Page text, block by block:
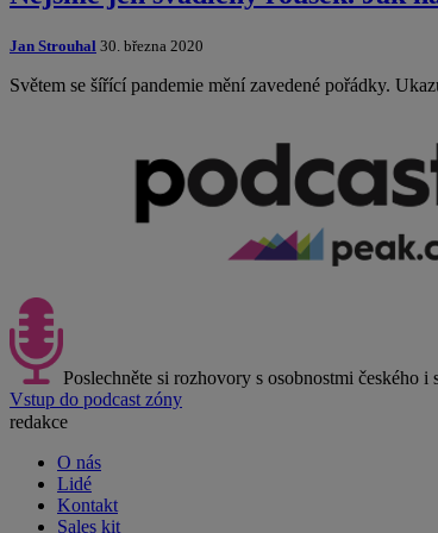
Jan Strouhal 30. března 2020
Světem se šířící pandemie mění zavedené pořádky.
Poslechněte si rozhovory s osobnostmi českého i
Vstup do podcast zóny
redakce
O nás
Lidé
Kontakt
Sales kit